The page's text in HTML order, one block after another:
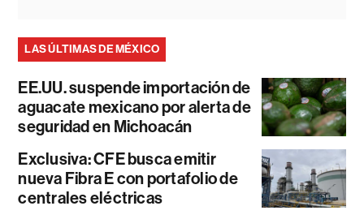
LAS ÚLTIMAS DE MÉXICO
EE.UU. suspende importación de
aguacate mexicano por alerta de
seguridad en Michoacán
Exclusiva: CFE busca emitir
nueva Fibra E con portafolio de
centrales eléctricas